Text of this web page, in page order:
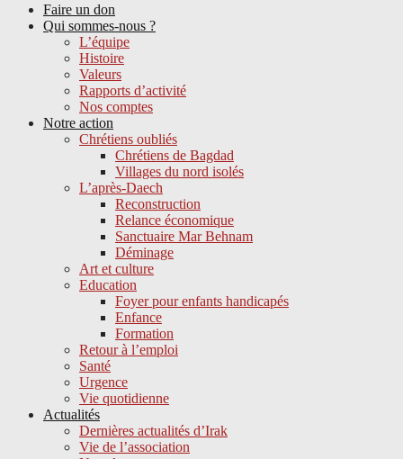
Faire un don
Qui sommes-nous ?
L’équipe
Histoire
Valeurs
Rapports d’activité
Nos comptes
Notre action
Chrétiens oubliés
Chrétiens de Bagdad
Villages du nord isolés
L’après-Daech
Reconstruction
Relance économique
Sanctuaire Mar Behnam
Déminage
Art et culture
Education
Foyer pour enfants handicapés
Enfance
Formation
Retour à l’emploi
Santé
Urgence
Vie quotidienne
Actualités
Dernières actualités d’Irak
Vie de l’association